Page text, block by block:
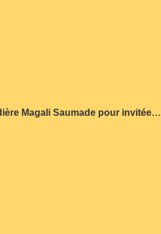
Magali Saumade pour invitée…